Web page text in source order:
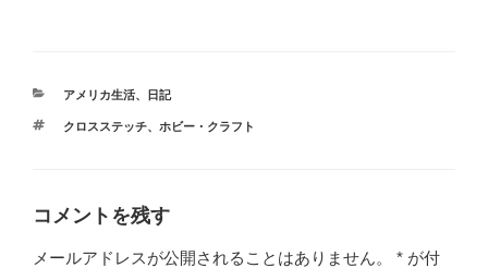
カ
ゴ
アメリカ生活、 日記
タ
クロスステッチ、 ホビー・クラフト
コメントを残す
メールアドレスが公開されることはありません。 * が付